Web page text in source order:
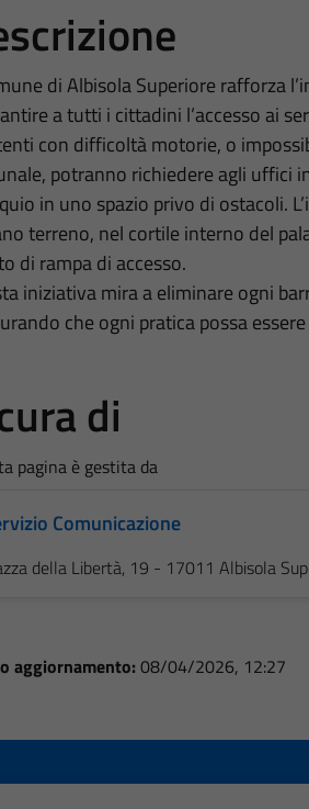
di Albisola Superiore rafforza
a tutti i cittadini l’accesso ai
con difficoltà motorie, o
potranno richiedere agli uffici
in uno spazio privo di ostacoli.
terreno, nel cortile interno del
di rampa di accesso.
iniziativa mira a eliminare ogni
che ogni pratica possa
di
pagina è gestita da
Comunicazione
della Libertà, 19 - 17011 Albisola
aggiornamento: 08/04/2026, 12:27